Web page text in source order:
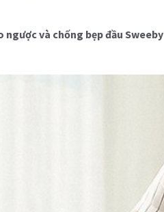
ngược và chống bẹp đầu Sweeby